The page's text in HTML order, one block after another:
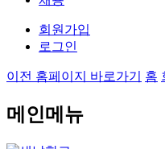
회원가입
로그인
이전 홈페이지 바로가기 홈
메인메뉴